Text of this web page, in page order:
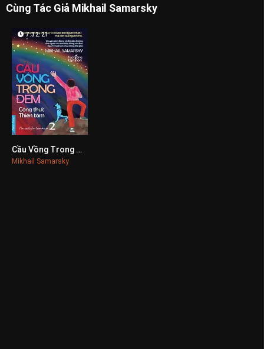
Cùng Tác Giả Mikhail Samarsky
0
7:32:21
Cầu Vồng Trong Đêm 2
Mikhail Samarsky